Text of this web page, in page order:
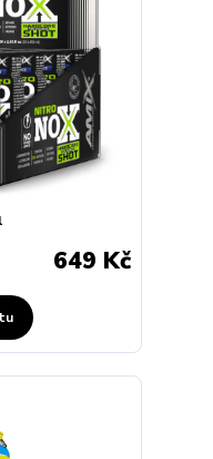
649 Kč